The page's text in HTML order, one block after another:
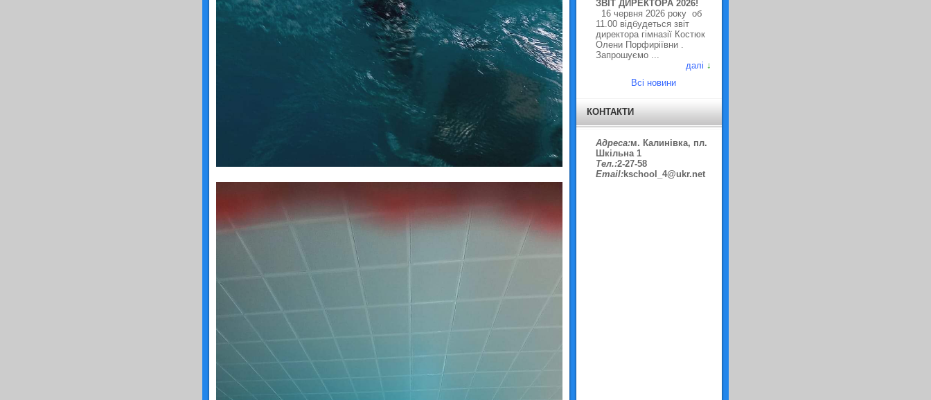
ЗВІТ ДИРЕКТОРА 2026!
16 червня 2026 року об
11.00 відбудеться звіт
директора гімназії Костюк
Олени Порфиріївни .
Запрошуємо ...
далі ↓
Всі новини
КОНТАКТИ
Адреса:м. Калинівка, пл.
Шкільна 1
Тел.:2-27-58
Email:kschool_4@ukr.net